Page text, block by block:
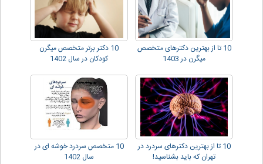
10 تا از بهترین دکترهای متخصص
میگرن در 1403
10 دکتر برتر متخصص میگرن
کودکان در سال 1402
10 تا از بهترین دکترهای سردرد در
تهران که باید بشناسید!
10 متخصص سردرد خوشه ای در
سال 1402